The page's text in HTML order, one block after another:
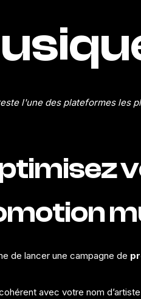
l'une des plateformes les
de lancer une campagne de
avec votre nom d’artiste